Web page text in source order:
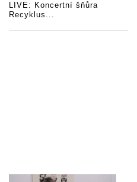
LIVE: Koncertní šňůra
Recyklus...